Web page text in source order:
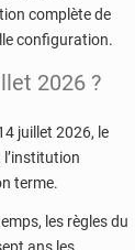
complète de
configuration.
2026 ?
juillet 2026, le
l’institution
terme.
les règles du